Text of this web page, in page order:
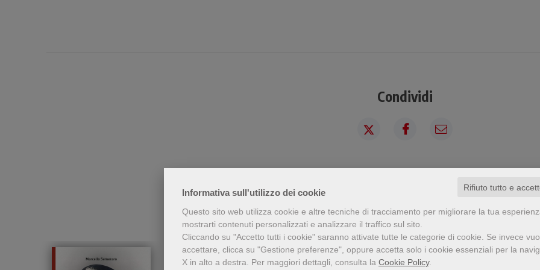
Informativa sull'utilizzo dei cookie
Rifiuto tutto e
Questo sito web utilizza cookie e altre tecniche di tracciamento per migliorare la tua
mostrarti contenuti personalizzati e analizzare il traffico sul sito.
Cliccando su "Accetto tutti i cookie" saranno attivate tutte le categorie di cookie. Se invece
accettare, clicca su "Gestione preferenze", oppure accetta solo i cookie essenziali per la
X in alto a destra. Per maggiori dettagli, consulta la Cookie Policy.
Condividi
Chi ha visto questo prodotto ha visto